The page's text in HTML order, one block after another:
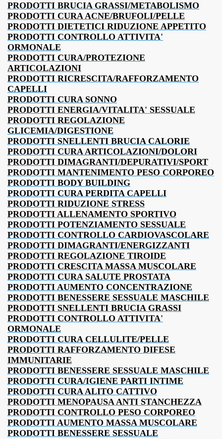
PRODOTTI BRUCIA GRASSI/METABOLISMO
PRODOTTI CURA ACNE/BRUFOLI/PELLE
PRODOTTI DIETETICI RIDUZIONE APPETITO
PRODOTTI CONTROLLO ATTIVITA'
ORMONALE
PRODOTTI CURA/PROTEZIONE
ARTICOLAZIONI
PRODOTTI RICRESCITA/RAFFORZAMENTO
CAPELLI
PRODOTTI CURA SONNO
PRODOTTI ENERGIA/VITALITA' SESSUALE
PRODOTTI REGOLAZIONE
GLICEMIA/DIGESTIONE
PRODOTTI SNELLENTI BRUCIA CALORIE
PRODOTTI CURA ARTICOLAZIONI/DOLORI
PRODOTTI DIMAGRANTI/DEPURATIVI/SPORT
PRODOTTI MANTENIMENTO PESO CORPOREO
PRODOTTI BODY BUILDING
PRODOTTI CURA PERDITA CAPELLI
PRODOTTI RIDUZIONE STRESS
PRODOTTI ALLENAMENTO SPORTIVO
PRODOTTI POTENZIAMENTO SESSUALE
PRODOTTI CONTROLLO CARDIOVASCOLARE
PRODOTTI DIMAGRANTI/ENERGIZZANTI
PRODOTTI REGOLAZIONE TIROIDE
PRODOTTI CRESCITA MASSA MUSCOLARE
PRODOTTI CURA SALUTE PROSTATA
PRODOTTI AUMENTO CONCENTRAZIONE
PRODOTTI BENESSERE SESSUALE MASCHILE
PRODOTTI SNELLENTI BRUCIA GRASSI
PRODOTTI CONTROLLO ATTIVITA'
ORMONALE
PRODOTTI CURA CELLULITE/PELLE
PRODOTTI RAFFORZAMENTO DIFESE
IMMUNITARIE
PRODOTTI BENESSERE SESSUALE MASCHILE
PRODOTTI CURA/IGIENE PARTI INTIME
PRODOTTI CURA ALITO CATTIVO
PRODOTTI MENOPAUSA ANTI STANCHEZZA
PRODOTTI CONTROLLO PESO CORPOREO
PRODOTTI AUMENTO MASSA MUSCOLARE
PRODOTTI BENESSERE SESSUALE